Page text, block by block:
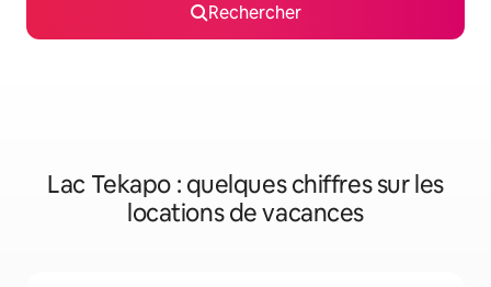
Rechercher
Lac Tekapo : quelques chiffres sur les
locations de vacances